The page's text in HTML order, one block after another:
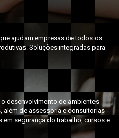
ajudam empresas de todos os
Soluções integradas para
desenvolvimento de ambientes
além de assessoria e consultorias
segurança do trabalho, cursos e